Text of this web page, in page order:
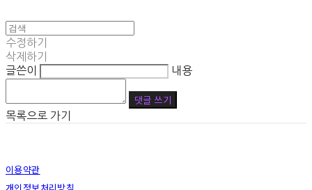
수정하기
삭제하기
글쓴이
내용
댓글 쓰기
목록으로 가기
이용약관